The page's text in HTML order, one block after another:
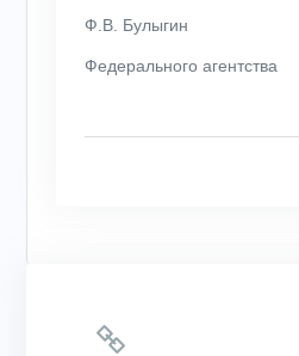
Ф.В. Булыгин
Федерального агентства